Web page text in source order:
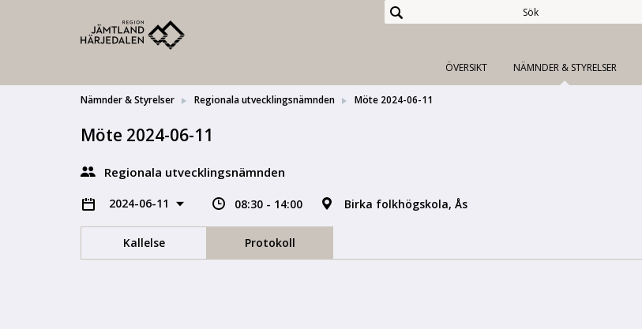
ÖVERSIKT NÄMNDER & STYRELSER
Nämnder & Styrelser Regionala utvecklingsnämnden Möte 2024-06-11
Möte 2024-06-11
Regionala utvecklingsnämnden
2024-06-11 08:30 - 14:00 Birka folkhögskola, Ås
Kallelse Protokoll